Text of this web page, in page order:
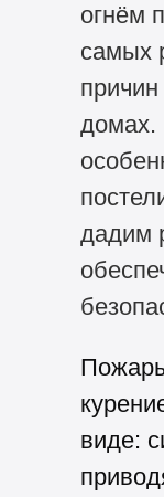
огнём
самых
домах.
дадим
виде: